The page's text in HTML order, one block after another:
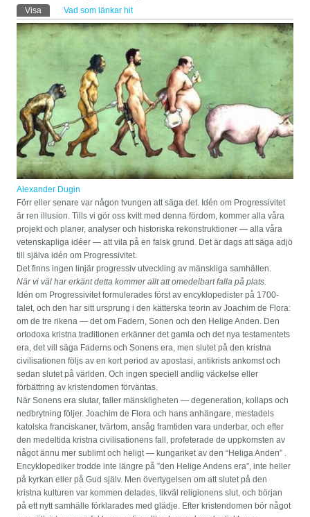
Primära flikar
Visa (aktiv flik)Vad som länkar hit
Alexander Dugin
Förr eller senare var någon tvungen att säga det. Idén om Progressivitet
är ren illusion. Tills vi gör oss kvitt med denna fördom, kommer alla våra
projekt och planer, analyser och historiska rekonstruktioner — alla våra
vetenskapliga idéer — att vila på en falsk grund. Det är dags att säga adjö
till själva idén om Progressivitet.
Det finns ingen linjär progressiv utveckling av mänskliga samhällen.
När vi väl har erkänt detta kommer allt att omedelbart falla på plats.
Idén om Progressivitet formulerades först av encyklopedister på 1700-
talet, och den har sitt ursprung i den kätterska teorin av Joachim de Flora:
om de tre rikena — det om Fadern, Sonen och den Helige Anden. Den
ortodoxa kristna traditionen erkänner det gamla och det nya testamentets
era, det vill säga Faderns och Sonens era, men slutet på den kristna
civilisationen följs av en kort period av apostasi, antikrists ankomst och
sedan slutet på världen. Och ingen speciell andlig väckelse eller
förbättring av kristendomen förväntas.
När Sonens era slutar, faller mänskligheten — degeneration, kollaps och
nedbrytning följer. Joachim de Flora och hans anhängare, mestadels
katolska franciskaner, tvärtom, ansåg framtiden vara underbar, och efter
den medeltida kristna civilisationens fall, profeterade de uppkomsten av
något ännu mer sublimt och heligt — kungariket av den “Heliga Anden” .
Encyklopediker trodde inte längre på ”den Helige Andens era”, inte heller
på kyrkan eller på Gud själv. Men övertygelsen om att slutet på den
kristna kulturen var kommen delades, likväl religionens slut, och början
på ett nytt samhälle förklarades med glädje. Efter kristendomen bör något